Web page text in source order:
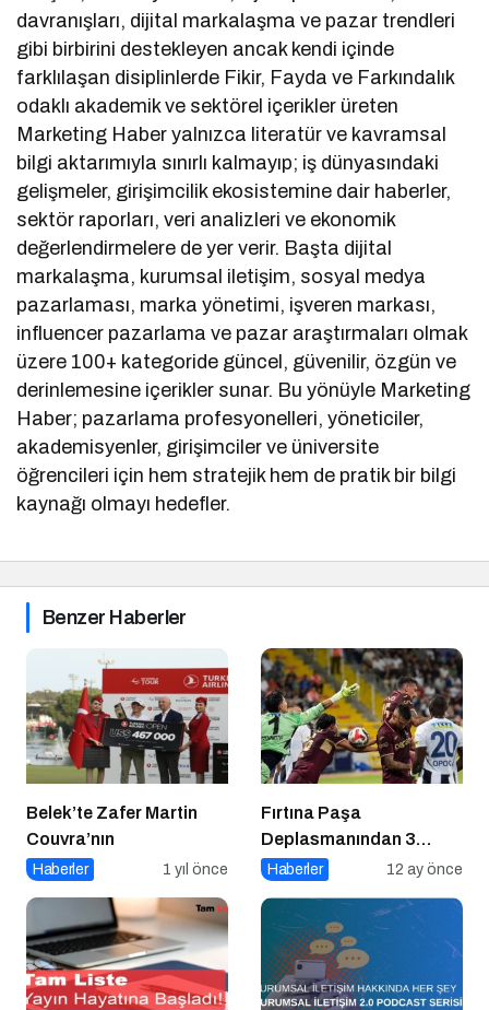
davranışları, dijital markalaşma ve pazar trendleri
gibi birbirini destekleyen ancak kendi içinde
farklılaşan disiplinlerde Fikir, Fayda ve Farkındalık
odaklı akademik ve sektörel içerikler üreten
Marketing Haber yalnızca literatür ve kavramsal
bilgi aktarımıyla sınırlı kalmayıp; iş dünyasındaki
gelişmeler, girişimcilik ekosistemine dair haberler,
sektör raporları, veri analizleri ve ekonomik
değerlendirmelere de yer verir. Başta dijital
markalaşma, kurumsal iletişim, sosyal medya
pazarlaması, marka yönetimi, işveren markası,
influencer pazarlama ve pazar araştırmaları olmak
üzere 100+ kategoride güncel, güvenilir, özgün ve
derinlemesine içerikler sunar. Bu yönüyle Marketing
Haber; pazarlama profesyonelleri, yöneticiler,
akademisyenler, girişimciler ve üniversite
öğrencileri için hem stratejik hem de pratik bir bilgi
kaynağı olmayı hedefler.
Benzer Haberler
Belek’te Zafer Martin
Couvra’nın
Haberler 1 yıl önce
Fırtına Paşa
Deplasmanından 3
Puanla Ayrıldı
Haberler 12 ay önce